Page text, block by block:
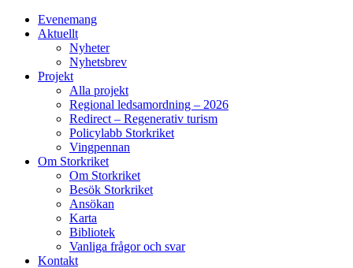
Evenemang
Aktuellt
Nyheter
Nyhetsbrev
Projekt
Alla projekt
Regional ledsamordning – 2026
Redirect – Regenerativ turism
Policylabb Storkriket
Vingpennan
Om Storkriket
Om Storkriket
Besök Storkriket
Ansökan
Karta
Bibliotek
Vanliga frågor och svar
Kontakt